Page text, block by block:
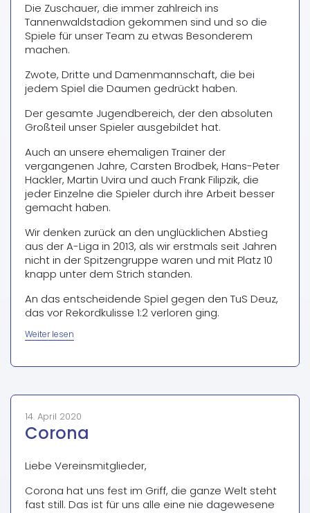
Die Zuschauer, die immer zahlreich ins
Tannenwaldstadion gekommen sind und so die
Spiele für unser Team zu etwas Besonderem
machen.
Zwote, Dritte und Damenmannschaft, die bei
jedem Spiel die Daumen gedrückt haben.
Der gesamte Jugendbereich, der den absoluten
Großteil unser Spieler ausgebildet hat.
Auch an unsere ehemaligen Trainer der
vergangenen Jahre, Carsten Brodbek, Hans-Peter
Hackler, Martin Uvira und auch Frank Filipzik, die
jeder Einzelne die Spieler durch ihre Arbeit besser
gemacht haben.
Wir denken zurück an den unglücklichen Abstieg
aus der A-Liga in 2013, als wir erstmals seit Jahren
nicht in der Spitzengruppe waren und mit Platz 10
knapp unter dem Strich standen.
An das entscheidende Spiel gegen den TuS Deuz,
das vor Rekordkulisse 1:2 verloren ging.
Weiter lesen
14. April 2020
Corona
Liebe Vereinsmitglieder,
Corona hat uns fest im Griff, die ganze Welt steht
fast still. Das ist für uns alle eine nie dagewesene